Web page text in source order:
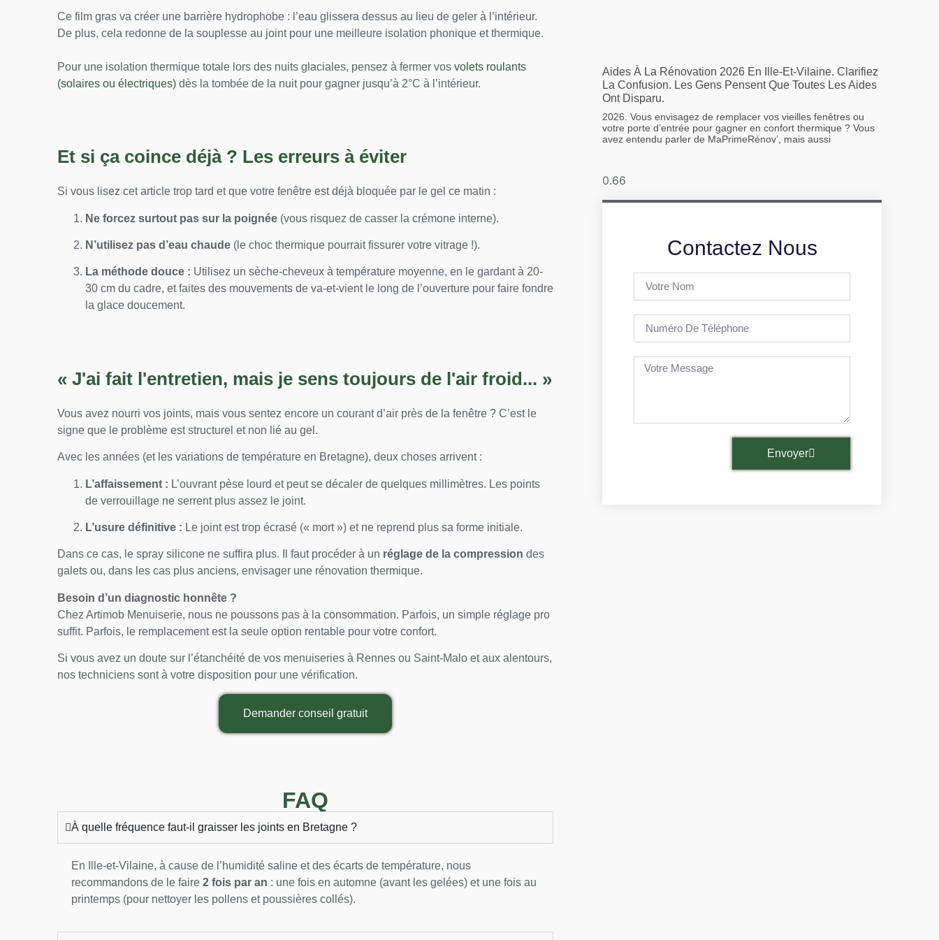
Ce film gras va créer une barrière hydrophobe : l’eau glissera dessus au lieu de geler à l’intérieur.
De plus, cela redonne de la souplesse au joint pour une meilleure isolation phonique et thermique.
Pour une isolation thermique totale lors des nuits glaciales, pensez à fermer vos volets roulants
(solaires ou électriques) dès la tombée de la nuit pour gagner jusqu’à 2°C à l’intérieur.
Et si ça coince déjà ? Les erreurs à éviter
Si vous lisez cet article trop tard et que votre fenêtre est déjà bloquée par le gel ce matin :
Ne forcez surtout pas sur la poignée (vous risquez de casser la crémone interne).
N’utilisez pas d’eau chaude (le choc thermique pourrait fissurer votre vitrage !).
La méthode douce : Utilisez un sèche-cheveux à température moyenne, en le gardant à 20-
30 cm du cadre, et faites des mouvements de va-et-vient le long de l’ouverture pour faire fondre
la glace doucement.
« J'ai fait l'entretien, mais je sens toujours de l'air froid... »
Vous avez nourri vos joints, mais vous sentez encore un courant d’air près de la fenêtre ? C’est le
signe que le problème est structurel et non lié au gel.
Avec les années (et les variations de température en Bretagne), deux choses arrivent :
L’affaissement : L’ouvrant pèse lourd et peut se décaler de quelques millimètres. Les points
de verrouillage ne serrent plus assez le joint.
L’usure définitive : Le joint est trop écrasé (« mort ») et ne reprend plus sa forme initiale.
Dans ce cas, le spray silicone ne suffira plus. Il faut procéder à un réglage de la compression des
galets ou, dans les cas plus anciens, envisager une rénovation thermique.
Besoin d’un diagnostic honnête ?
Chez Artimob Menuiserie, nous ne poussons pas à la consommation. Parfois, un simple réglage pro
suffit. Parfois, le remplacement est la seule option rentable pour votre confort.
Si vous avez un doute sur l’étanchéité de vos menuiseries à Rennes ou Saint-Malo et aux alentours,
nos techniciens sont à votre disposition pour une vérification.
Demander conseil gratuit
FAQ
À quelle fréquence faut-il graisser les joints en Bretagne ?
En Ille-et-Vilaine, à cause de l’humidité saline et des écarts de température, nous
recommandons de le faire 2 fois par an : une fois en automne (avant les gelées) et une fois au
printemps (pour nettoyer les pollens et poussières collés).
Aides À La Rénovation 2026 En Ille-Et-Vilaine. Clarifiez
La Confusion. Les Gens Pensent Que Toutes Les Aides
Ont Disparu.
2026. Vous envisagez de remplacer vos vieilles fenêtres ou
votre porte d’entrée pour gagner en confort thermique ? Vous
avez entendu parler de MaPrimeRénov’, mais aussi
Contactez Nous
Envoyer